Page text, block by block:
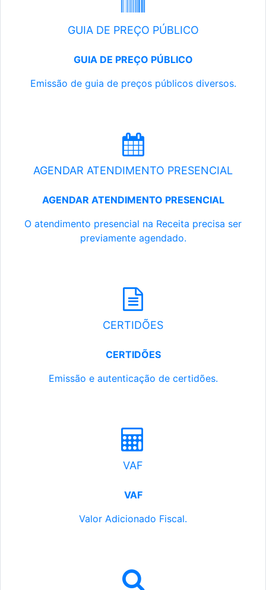
GUIA DE PREÇO PÚBLICO
GUIA DE PREÇO PÚBLICO
Emissão de guia de preços públicos diversos.
AGENDAR ATENDIMENTO PRESENCIAL
AGENDAR ATENDIMENTO PRESENCIAL
O atendimento presencial na Receita precisa ser
previamente agendado.
CERTIDÕES
CERTIDÕES
Emissão e autenticação de certidões.
VAF
VAF
Valor Adicionado Fiscal.